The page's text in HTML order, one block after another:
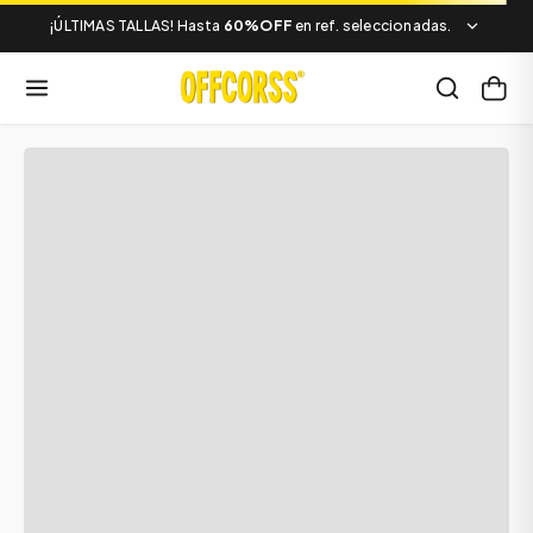
¡ÚLTIMAS TALLAS! Hasta 60%OFF en ref. seleccionadas.